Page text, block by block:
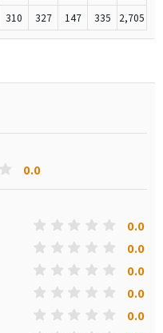
310 327 147 335 2,705
0.0
0.0
0.0
0.0
0.0
0.0